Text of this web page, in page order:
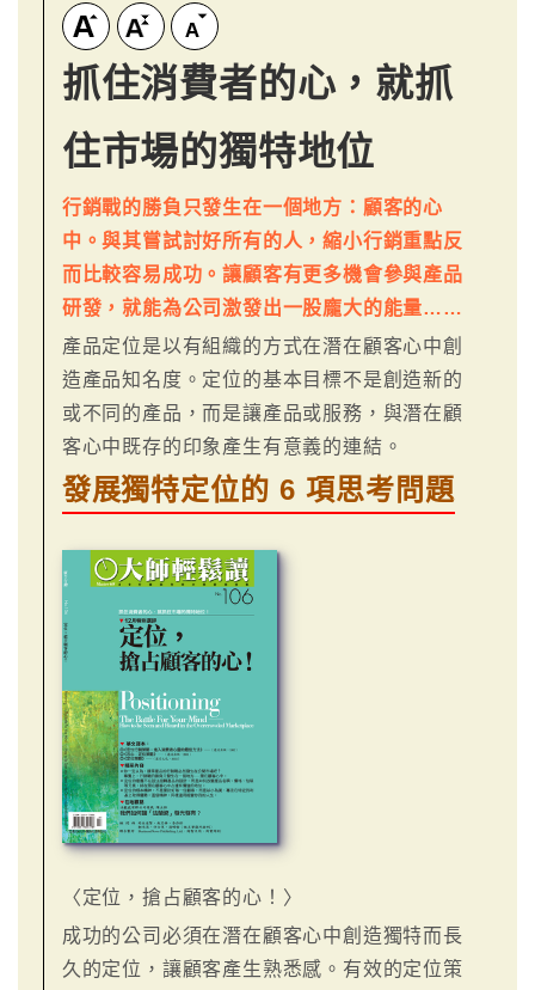
抓住消費者的心，就抓
住市場的獨特地位
行銷戰的勝負只發生在一個地方：顧客的心
中。與其嘗試討好所有的人，縮小行銷重點反
而比較容易成功。讓顧客有更多機會參與產品
研發，就能為公司激發出一股龐大的能量……
產品定位是以有組織的方式在潛在顧客心中創
造產品知名度。定位的基本目標不是創造新的
或不同的產品，而是讓產品或服務，與潛在顧
客心中既存的印象產生有意義的連結。
發展獨特定位的 6 項思考問題
〈定位，搶占顧客的心！〉
成功的公司必須在潛在顧客心中創造獨特而長
久的定位，讓顧客產生熟悉感。有效的定位策